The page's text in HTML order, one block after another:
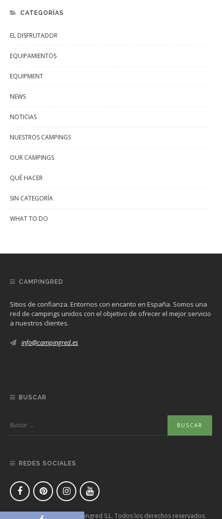
CATEGORÍAS
EL DISFRUTADOR
EQUIPAMIENTOS
EQUIPMENT
NEWS
NOTICIAS
NUESTROS CAMPINGS
OUR CAMPINGS
QUÉ HACER
SIN CATEGORÍA
WHAT TO DO
CAMPINGRED
Sitios de confianza. Entornos con encanto en España. Somos una
red de campings unidos con el objetivo de ofrecer el mejor servicio
a nuestros clientes.
info@campingred.es
BUSCAR
REDES SOCIALES
Copyright © 2020 Campingred S.L. Todos los derechos reservados.